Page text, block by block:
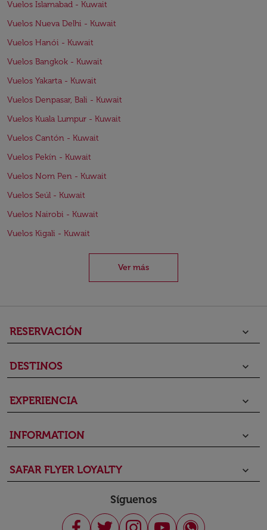
Vuelos Islamabad - Kuwait
Vuelos Nueva Delhi - Kuwait
Vuelos Hanói - Kuwait
Vuelos Bangkok - Kuwait
Vuelos Yakarta - Kuwait
Vuelos Denpasar, Bali - Kuwait
Vuelos Kuala Lumpur - Kuwait
Vuelos Cantón - Kuwait
Vuelos Pekín - Kuwait
Vuelos Nom Pen - Kuwait
Vuelos Seúl - Kuwait
Vuelos Nairobi - Kuwait
Vuelos Kigali - Kuwait
Ver más
RESERVACIÓN keyboard_arrow_down
DESTINOS keyboard_arrow_down
EXPERIENCIA keyboard_arrow_down
INFORMATION keyboard_arrow_down
SAFAR FLYER LOYALTY keyboard_arrow_down
Síguenos